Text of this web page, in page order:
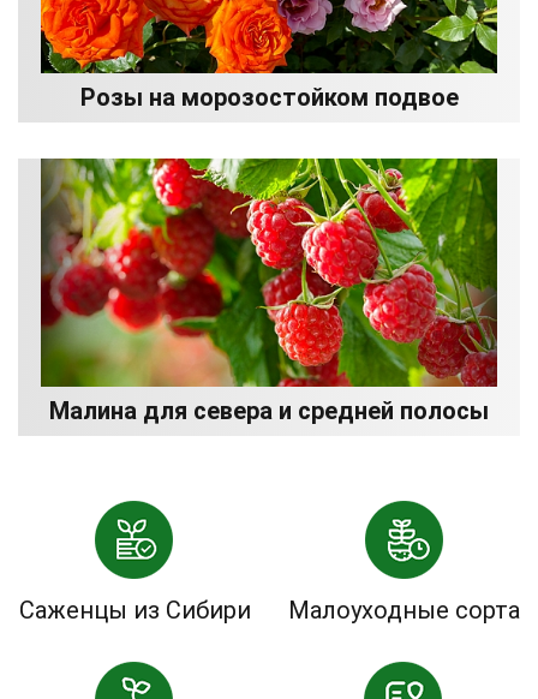
Розы на морозостойком подвое
Малина для севера и средней полосы
Саженцы из Сибири Малоуходные сорта